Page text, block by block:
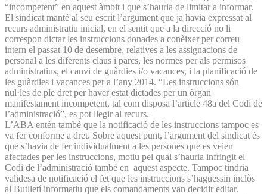
“incompetent” en aquest àmbit i que s’hauria de limitar a informar.
El sindicat manté al seu escrit l’argument que ja havia expressat al
recurs administratiu inicial, en el sentit que a la direcció no li
correspon dictar les instruccions donades a conèixer per correu
intern el passat 10 de desembre, relatives a les assignacions de
personal a les diferents claus i parcs, les normes per als permisos
administratius, el canvi de guàrdies i/o vacances, i la planificació de
les guàrdies i vacances per a l’any 2014. “Les instruccions són
nul·les de ple dret per haver estat dictades per un òrgan
manifestament incompetent, tal com disposa l’article 48a del Codi de
l’administració”, es pot llegir al recurs.
L’ABA entén també que la notificació de les instruccions tampoc es
va fer conforme a dret. Sobre aquest punt, l’argument del sindicat és
que s’havia de fer individualment a les persones que es veien
afectades per les instruccions, motiu pel qual s’hauria infringit el
Codi de l’administració també en aquest aspecte. Tampoc tindria
validesa de notificació el fet que les instruccions s’haguessin inclòs
al Butlletí informatiu que els comandaments van decidir editar.